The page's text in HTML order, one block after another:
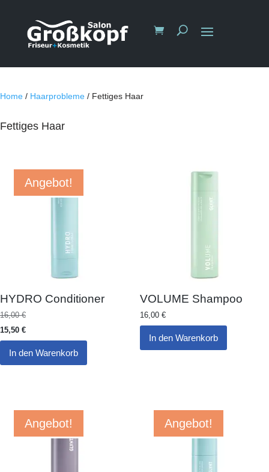
Home / Haarprobleme / Fettiges Haar
Fettiges Haar
Angebot!
HYDRO Conditioner
16,00€
15,50 €
In den Warenkorb
VOLUME Shampoo
16,00 €
In den Warenkorb
Angebot! Angebot!